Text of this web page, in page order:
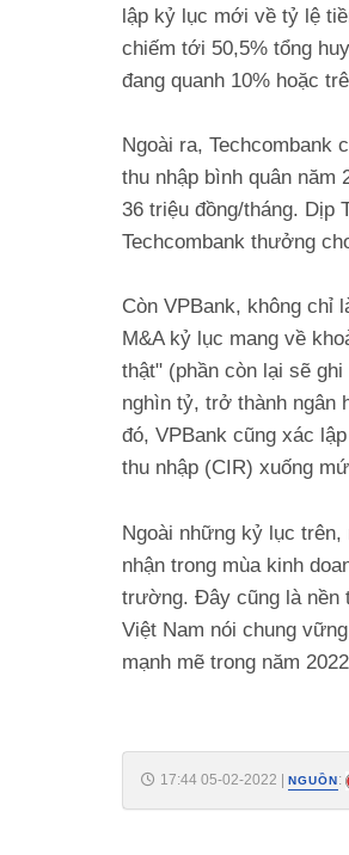
lập kỷ lục mới về tỷ lệ
chiếm tới 50,5% tổng
đang quanh 10% hoặc
Ngoài ra, Techcombank
thu nhập bình quân năm
36 triệu đồng/tháng. Dịp
Techcombank thưởng
Còn VPBank, không chỉ
M&A kỷ lục mang về
thật" (phần còn lại sẽ
nghìn tỷ, trở thành ngân
đó, VPBank cũng xác
thu nhập (CIR) xuống
Ngoài những kỷ lục
nhận trong mùa kinh
trường. Đây cũng là nền
Việt Nam nói chung
mạnh mẽ trong năm
17:44 05-02-2022 | NGUỒN: